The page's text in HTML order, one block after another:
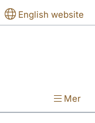
English website
Mer